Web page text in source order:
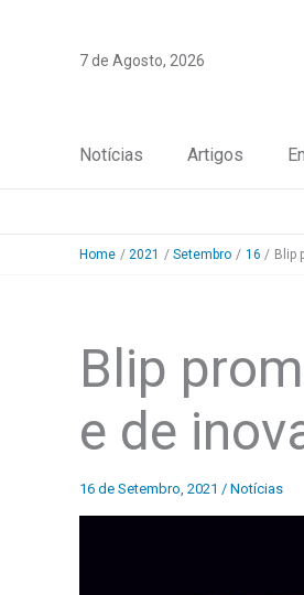
7 de Agosto, 2026
Notícias Artigos
Home 2021 Setembro 16 Blip
Blip
e de
16 de Setembro, 2021 / Notícias